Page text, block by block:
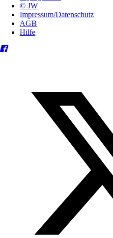
© JW
Impressum/Datenschutz
AGB
Hilfe